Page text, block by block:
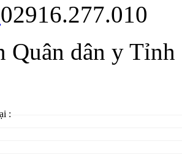
02916.277.010
Quân dân y
: